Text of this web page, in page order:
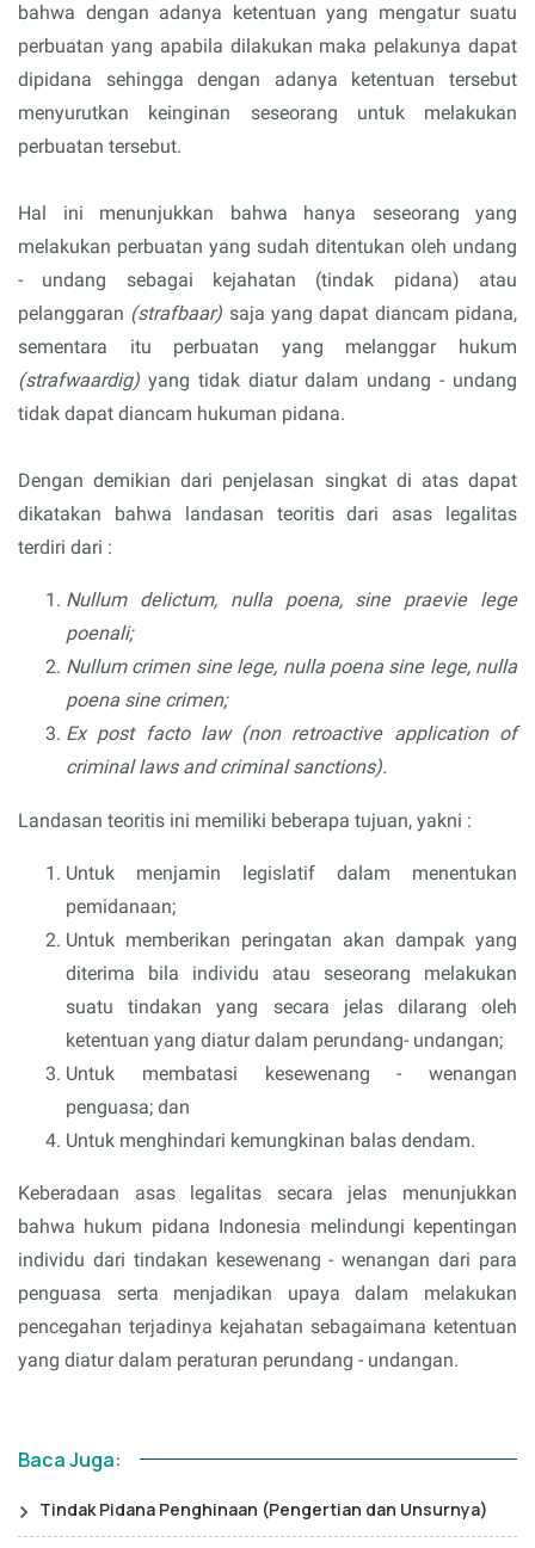
bahwa dengan adanya ketentuan yang mengatur suatu
perbuatan yang apabila dilakukan maka pelakunya dapat
dipidana sehingga dengan adanya ketentuan tersebut
menyurutkan keinginan seseorang untuk melakukan
perbuatan tersebut.
Hal ini menunjukkan bahwa hanya seseorang yang
melakukan perbuatan yang sudah ditentukan oleh undang
- undang sebagai kejahatan (tindak pidana) atau
pelanggaran (strafbaar) saja yang dapat diancam pidana,
sementara itu perbuatan yang melanggar hukum
(strafwaardig) yang tidak diatur dalam undang - undang
tidak dapat diancam hukuman pidana.
Dengan demikian dari penjelasan singkat di atas dapat
dikatakan bahwa landasan teoritis dari asas legalitas
terdiri dari :
Nullum delictum, nulla poena, sine praevie lege
poenali;
Nullum crimen sine lege, nulla poena sine lege, nulla
poena sine crimen;
Ex post facto law (non retroactive application of
criminal laws and criminal sanctions).
Landasan teoritis ini memiliki beberapa tujuan, yakni :
Untuk menjamin legislatif dalam menentukan
pemidanaan;
Untuk memberikan peringatan akan dampak yang
diterima bila individu atau seseorang melakukan
suatu tindakan yang secara jelas dilarang oleh
ketentuan yang diatur dalam perundang- undangan;
Untuk membatasi kesewenang - wenangan
penguasa; dan
Untuk menghindari kemungkinan balas dendam.
Keberadaan asas legalitas secara jelas menunjukkan
bahwa hukum pidana Indonesia melindungi kepentingan
individu dari tindakan kesewenang - wenangan dari para
penguasa serta menjadikan upaya dalam melakukan
pencegahan terjadinya kejahatan sebagaimana ketentuan
yang diatur dalam peraturan perundang - undangan.
Baca Juga:
Tindak Pidana Penghinaan (Pengertian dan Unsurnya)